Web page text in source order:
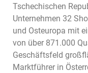
Tschechischen
Unternehmen 32
und Osteuropa mit
von über 871.000
Geschäftsfeld
Marktführer in